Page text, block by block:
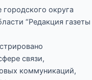
округа
“Редакция газеты
связи,
коммуникаций,